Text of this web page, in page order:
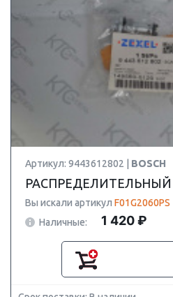
Артикул: 9443612802 | BOSCH
Вы искали артикул F01G2060PS
Наличные:
1 420 ₽